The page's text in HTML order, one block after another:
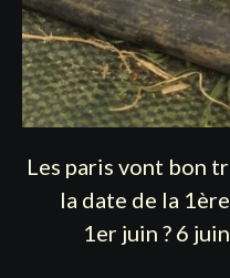
Les paris vont bon
la date de la
1er juin ? 6